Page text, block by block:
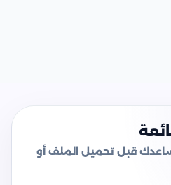
قبل تحميل الملف أو